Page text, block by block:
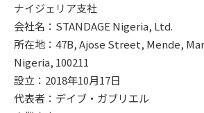
ナイジェリア支社
会社名：STANDAGE Nigeria, Ltd.
所在地：47B, Ajose Street, Mende,
Nigeria, 100211
設立：2018年10月17日
代表者：デイブ・ガブリエル